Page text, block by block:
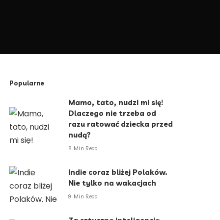
Popularne
Mamo, tato, nudzi mi się!
Dlaczego nie trzeba od
razu ratować dziecka przed
nudą?
8 Min Read
Indie coraz bliżej Polaków.
Nie tylko na wakacjach
9 Min Read